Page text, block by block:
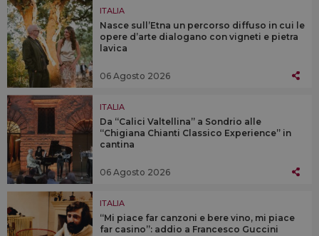
ITALIA
Nasce sull’Etna un percorso diffuso in cui le
opere d’arte dialogano con vigneti e pietra
lavica
06 Agosto 2026
ITALIA
Da “Calici Valtellina” a Sondrio alle
“Chigiana Chianti Classico Experience” in
cantina
06 Agosto 2026
ITALIA
“Mi piace far canzoni e bere vino, mi piace
far casino”: addio a Francesco Guccini